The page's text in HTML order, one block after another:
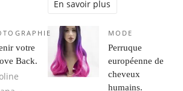
En savoir plus
votre
Back.
MODE
Perruque
européenne de
cheveux
humains.